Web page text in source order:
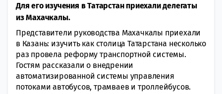
Для его изучения в Татарстан приехали делегаты
из Махачкалы.
Представители руководства Махачкалы приехали
в Казань: изучить как столица Татарстана несколько
раз провела реформу транспортной системы.
Гостям рассказали о внедрении
автоматизированной системы управления
потоками автобусов, трамваев и троллейбусов.